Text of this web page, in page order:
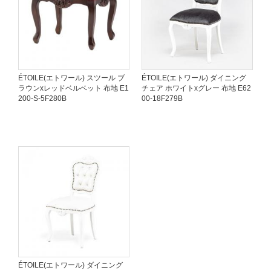
ÉTOILE(エトワール) スツール ブ
ラウンxレッドベルベット 布地 E1
200-S-5F280B
ÉTOILE(エトワール) ダイニング
チェア ホワイトxグレー 布地 E62
00-18F279B
ÉTOILE(エトワール) ダイニング